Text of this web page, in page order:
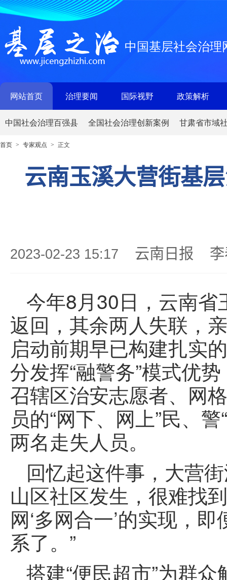
中国基层社会治理
网站首页 治理要闻 国际视野 政策解析
中国社会治理百强县 全国社会治理创新案例 甘肃省市域
首页 > 专家观点 > 正文
云南玉溪大营街基
2023-02-23 15:17 云南日报
今年8月30日，云南
返回，其余两人失联，
启动前期早已构建扎实
分发挥“融警务”模式优
召辖区治安志愿者、网
员的“网下、网上”民、
两名走失人员。
回忆起这件事，大营
山区社区发生，很难找
网‘多网合一’的实现，
系了。”
搭建“便民超市”为群众